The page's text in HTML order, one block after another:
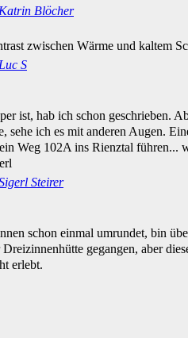
Katrin Blöcher
zwischen Wärme und kaltem
Luc S
ist, hab ich schon geschrieben.
sehe ich es mit anderen Augen.
Weg 102A ins Rienztal führen...
Steirer
schon einmal umrundet, bin
gegangen, aber
erlebt.